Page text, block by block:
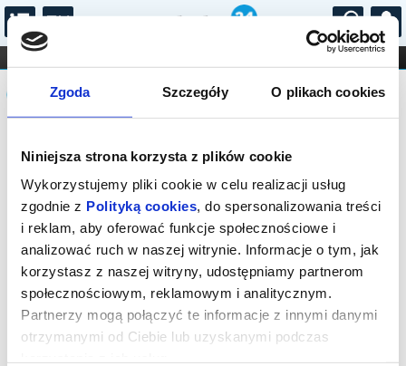
Zgoda Szczegóły O plikach cookies
Niniejsza strona korzysta z plików cookie
Wykorzystujemy pliki cookie w celu realizacji usług
zgodnie z Polityką cookies, do spersonalizowania treści
i reklam, aby oferować funkcje społecznościowe i
analizować ruch w naszej witrynie. Informacje o tym, jak
korzystasz z naszej witryny, udostępniamy partnerom
społecznościowym, reklamowym i analitycznym.
Partnerzy mogą połączyć te informacje z innymi danymi
otrzymanymi od Ciebie lub uzyskanymi podczas
...
FILHARMONIA OPERA I BALET
STAND-UP
DLA DZIECI
Komunikat
Sprzedaż biletów on-line na wydarzenie
została zakończona.